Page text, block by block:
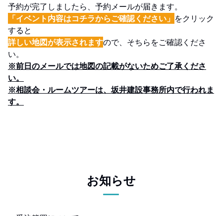
予約が完了しましたら、予約メールが届きます。
「イベント内容はコチラからご確認ください」 をクリック
すると
詳しい地図が表示されますので、そちらをご確認くださ
い。
※前日のメールでは地図の記載がないためご了承くださ
い。
※相談会・ルームツアーは、坂井建設事務所内で行われま
す。
お知らせ